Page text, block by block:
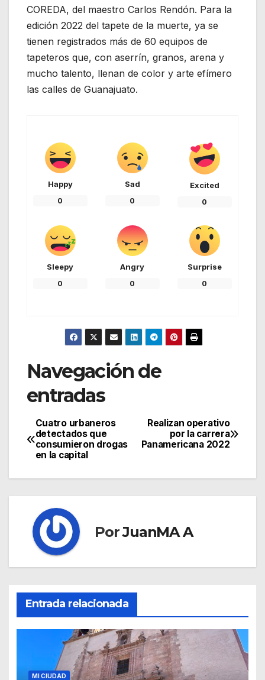
COREDA, del maestro Carlos Rendón. Para la
edición 2022 del tapete de la muerte, ya se
tienen registrados más de 60 equipos de
tapeteros que, con aserrín, granos, arena y
mucho talento, llenan de color y arte efímero
las calles de Guanajuato.
Happy
0
Sad
0
Excited
0
Sleepy
0
Angry
0
Surprise
0
Navegación de
entradas
Realizan operativo
por la carrera
Panamericana 2022
Cuatro urbaneros
detectados que
consumieron drogas
en la capital
PorJuanMA A
Entrada relacionada
MI CIUDAD